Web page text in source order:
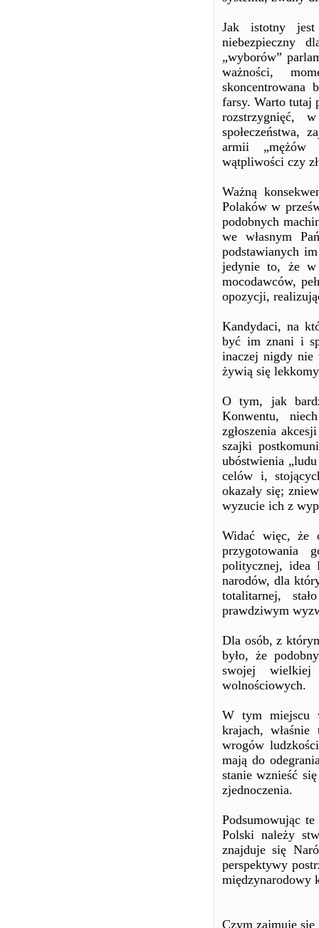
Jak istotny
niebezpieczny
„wyborów”
ważności,
skoncentrowana
farsy. Warto tutaj
rozstrzygnięć,
społeczeństwa,
armii „mężów
wątpliwości czy
Ważną
Polaków w
podobnych
we własnym
podstawianych
jedynie to, że w
mocodawców,
opozycji,
Kandydaci, na
być im znani i
inaczej nigdy nie
żywią się
O tym, jak
Konwentu,
zgłoszenia
szajki
ubóstwienia
celów i,
okazały się;
wyzucie ich z
Widać więc, że
przygotowania
politycznej, idea
narodów, dla
totalitarnej,
prawdziwym
Dla osób, z
było, że
swojej
wolnościowych.
W tym miejscu
krajach,
wrogów
mają do
stanie wznieść
zjednoczenia.
Podsumowując
Polski należy
znajduje się
perspektywy
międzynarodowy
Czym zajmuje się